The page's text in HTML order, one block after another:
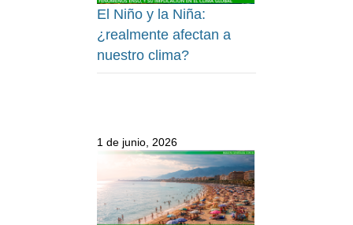
El Niño y la Niña:
¿realmente afectan a
nuestro clima?
1 de junio, 2026